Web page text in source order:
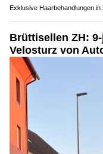
Exklusive Haarbehandlungen
Brüttisellen ZH:
Velosturz von